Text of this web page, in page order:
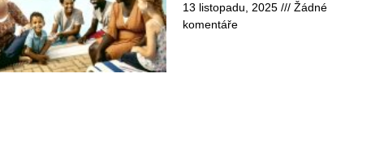
13 listopadu, 2025
Žádné
komentáře